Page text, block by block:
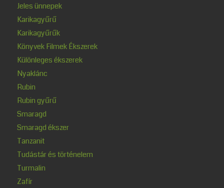
Jeles ünnepek
Karikagyűrű
Karikagyűrűk
Könyvek Filmek Ékszerek
Különleges ékszerek
Nyaklánc
Rubin
Rubin gyűrű
Smaragd
Smaragd ékszer
Tanzanit
Tudástár és történelem
Turmalin
Zafír